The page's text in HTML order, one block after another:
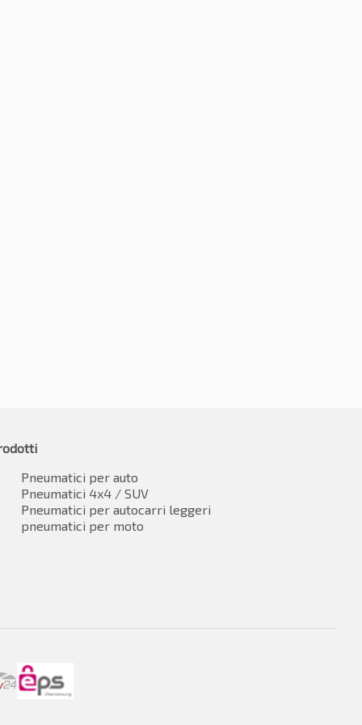
per tutte le stagioni
103V
Pneumatici per auto
Pneumatici 4x4 / SUV
Pneumatici per autocarri leggeri
pneumatici per moto